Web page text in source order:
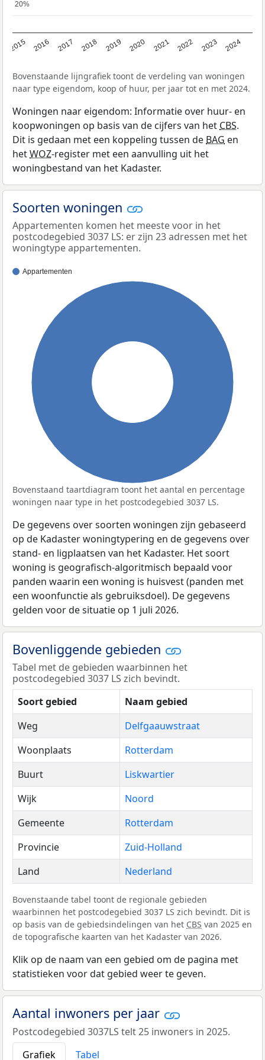
2015 2016 2017 2018 2019 2020 2021 2022 2023 2024
20%
20%
Bovenstaande lijngrafiek toont de verdeling van woningen
naar type eigendom, koop of huur, per jaar tot en met 2024.
Woningen naar eigendom: Informatie over huur- en
koopwoningen op basis van de cijfers van het CBS.
Dit is gedaan met een koppeling tussen de BAG en
hetWOZ-register met een aanvulling uit het
woningbestand van het Kadaster.
Soorten woningen
Appartementen komen het meeste voor in het
postcodegebied 3037 LS: er zijn 23 adressen met het
woningtype appartementen.
Appartementen
Bovenstaand taartdiagram toont het aantal en percentage
woningen naar type in het postcodegebied 3037 LS.
De gegevens over soorten woningen zijn gebaseerd
op de Kadaster woningtypering en de gegevens over
stand- en ligplaatsen van het Kadaster. Het soort
woning is geografisch-algoritmisch bepaald voor
panden waarin een woning is huisvest (panden met
een woonfunctie als gebruiksdoel). De gegevens
gelden voor de situatie op 1 juli 2026.
Bovenliggende gebieden
Tabel met de gebieden waarbinnen het
postcodegebied 3037 LS zich bevindt.
Soort gebied
Naam gebied
Weg
Delfgaauwstraat
Woonplaats
Rotterdam
Buurt
Liskwartier
Wijk
Noord
Gemeente
Rotterdam
Provincie
Zuid-Holland
Land
Nederland
Bovenstaande tabel toont de regionale gebieden
waarbinnen het postcodegebied 3037 LS zich bevindt. Dit is
op basis van de gebiedsindelingen van het CBS van 2025 en
de topografische kaarten van het Kadaster van 2026.
Klik op de naam van een gebied om de pagina met
statistieken voor dat gebied weer te geven.
Aantal inwoners per jaar
Postcodegebied 3037LS telt 25 inwoners in 2025.
Grafiek
Tabel